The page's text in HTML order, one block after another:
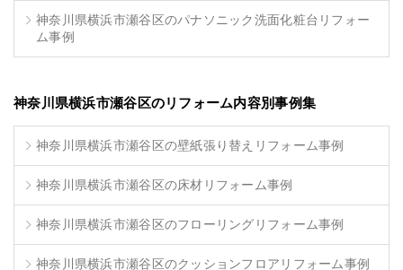
神奈川県横浜市瀬谷区のパナソニック洗面化粧台リフォー
ム事例
神奈川県横浜市瀬谷区のリフォーム内容別事例集
神奈川県横浜市瀬谷区の壁紙張り替えリフォーム事例
神奈川県横浜市瀬谷区の床材リフォーム事例
神奈川県横浜市瀬谷区のフローリングリフォーム事例
神奈川県横浜市瀬谷区のクッションフロアリフォーム事例